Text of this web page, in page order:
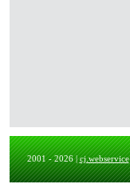
2001 - 2026 |cj.webservice